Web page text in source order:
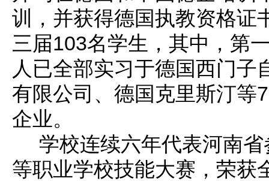
训，并获得德国执教资格证
三届103名学生，其中，第
人已全部实习于德国西门子
有限公司、德国克里斯汀等
企业。
学校连续六年代表河南省
等职业学校技能大赛，荣获